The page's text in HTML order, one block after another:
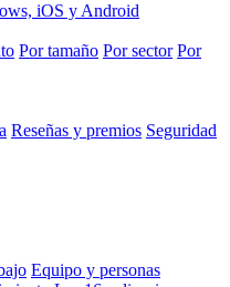
iOS y Android
Por tamaño Por sector Por
Reseñas y premios Seguridad
Equipo y personas